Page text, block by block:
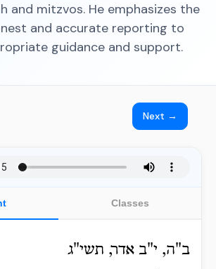
and mitzvos. He emphasizes the
and accurate reporting to
guidance and support.
Next →
Classes
ב"ה, י"ב אדר, תשי"ג